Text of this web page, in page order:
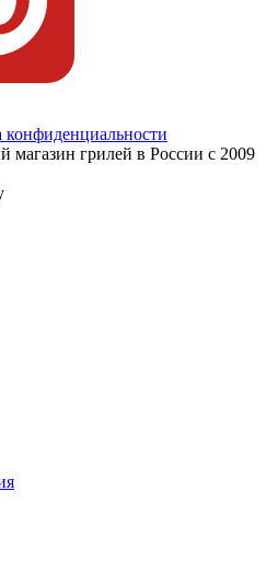
грилей в России с 2009